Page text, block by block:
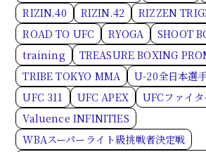
RIZIN.40
RIZIN.42
RIZZEN
ROAD TO UFC
RYOGA
SHOOT
training
TREASURE BOXING
TRIBE TOKYO MMA
U-20全日本選
UFC 311
UFC APEX UFCファイタ
Valuence INFINITIES
WBAスーパーライト級挑戦者決定戦